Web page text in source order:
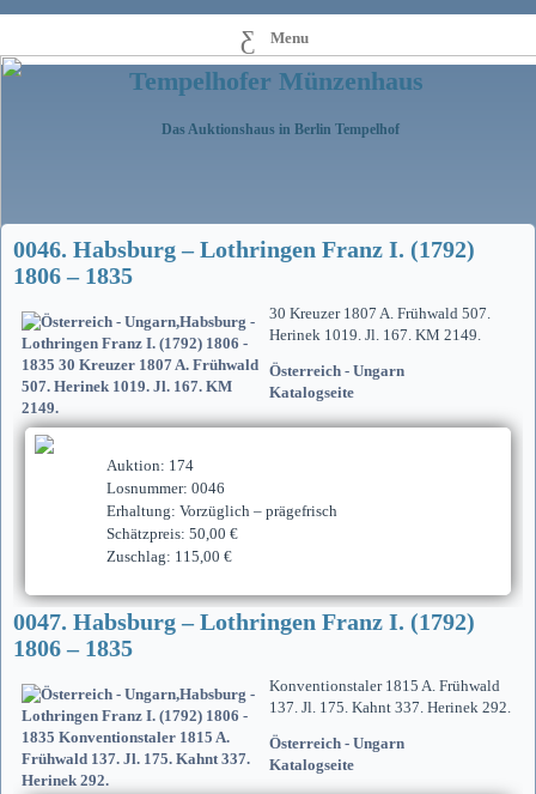
Menu
Tempelhofer Münzenhaus
Das Auktionshaus in Berlin Tempelhof
0046. Habsburg – Lothringen Franz I. (1792)
1806 – 1835
30 Kreuzer 1807 A. Frühwald 507.
Herinek 1019. Jl. 167. KM 2149.
Österreich - Ungarn
Katalogseite
Auktion: 174
Losnummer: 0046
Erhaltung: Vorzüglich – prägefrisch
Schätzpreis: 50,00 €
Zuschlag: 115,00 €
0047. Habsburg – Lothringen Franz I. (1792)
1806 – 1835
Konventionstaler 1815 A. Frühwald
137. Jl. 175. Kahnt 337. Herinek 292.
Österreich - Ungarn
Katalogseite